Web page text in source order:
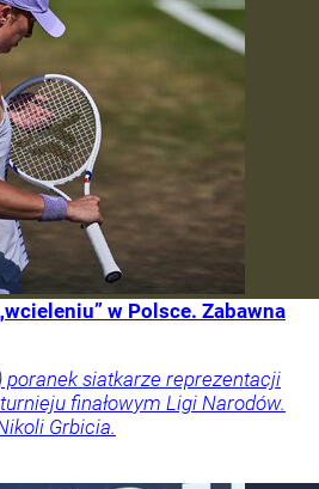
w Polsce. Zabawna
poranek siatkarze reprezentacji
finałowym Ligi Narodów.
Grbicia.